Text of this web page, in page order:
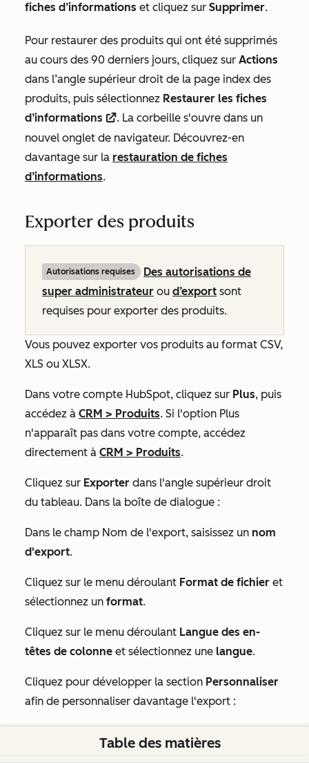
fiches d’informations et cliquez sur Supprimer.
Pour restaurer des produits qui ont été supprimés
au cours des 90 derniers jours, cliquez sur Actions
dans l’angle supérieur droit de la page index des
produits, puis sélectionnez Restaurer les fiches
d’informations externalLink. La corbeille s'ouvre dans un
nouvel onglet de navigateur. Découvrez-en
davantage sur la restauration de fiches
d’informations.
Exporter des produits
Autorisations requises
Des autorisations de
super administrateur ou d’export sont
requises pour exporter des produits.
Vous pouvez exporter vos produits au format CSV,
XLS ou XLSX.
Dans votre compte HubSpot, cliquez sur Plus, puis
accédez à CRM > Produits. Si l'option Plus
n'apparaît pas dans votre compte, accédez
directement à CRM > Produits.
Cliquez sur Exporter dans l'angle supérieur droit
du tableau. Dans la boîte de dialogue :
Dans le champ Nom de l'export, saisissez un nom
d'export.
Cliquez sur le menu déroulant Format de fichier et
sélectionnez un format.
Cliquez sur le menu déroulant Langue des en-
têtes de colonne et sélectionnez une langue.
Cliquez pour développer la section Personnaliser
afin de personnaliser davantage l'export :
à inclure dans l'export.
Table des matières